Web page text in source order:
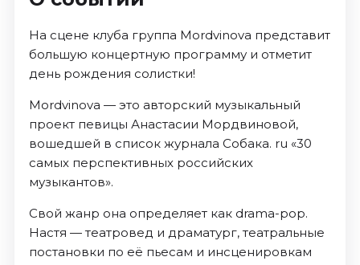
Площадки
На сцене клуба группа Mordvinova представит
большую концертную программу и отметит
день рождения солистки!
Mordvinova — это авторский музыкальный
проект певицы Анастасии Мордвиновой,
вошедшей в список журнала Собака. ru «30
самых перспективных российских
музыкантов».
Свой жанр она определяет как drama-pop.
Настя — театровед и драматург, театральные
постановки по её пьесам и инсценировкам